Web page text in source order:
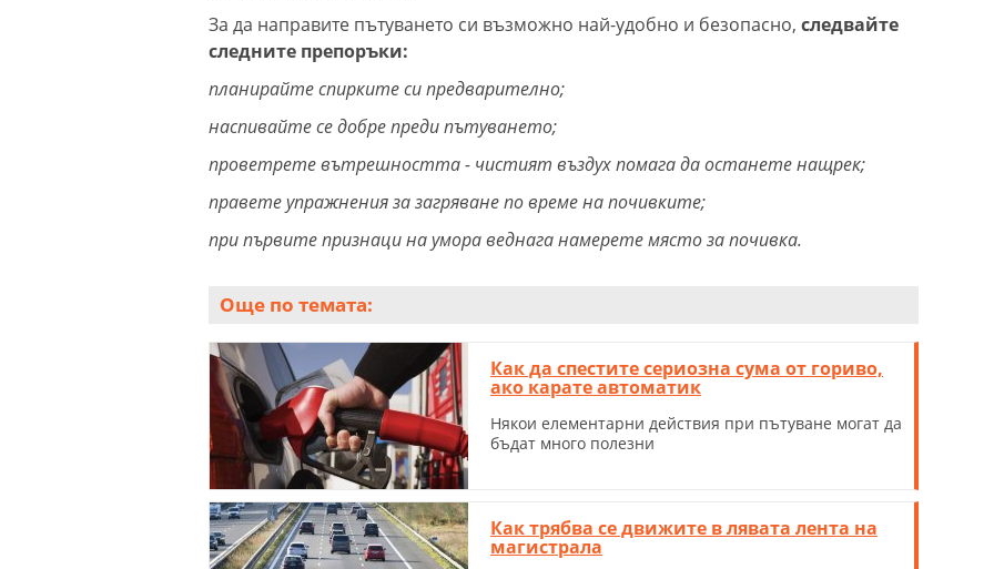
За да направите пътуването си възможно най-удобно и безопасно, следвайте
следните препоръки:
планирайте спирките си предварително;
наспивайте се добре преди пътуването;
проветрете вътрешността - чистият въздух помага да останете нащрек;
правете упражнения за загряване по време на почивките;
при първите признаци на умора веднага намерете място за почивка.
Още по темата:
Как да спестите сериозна сума от гориво,
ако карате автоматик
Някои елементарни действия при пътуване могат да
бъдат много полезни
Как трябва се движите в лявата лента на
магистрала